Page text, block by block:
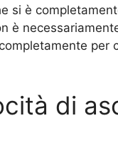
si è
è
per
di